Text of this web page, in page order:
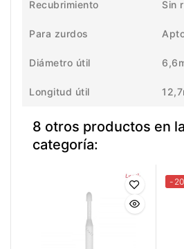
Recubrimiento Sin
Para zurdos
Diámetro útil
Longitud útil
8 otros productos en
categoría:
-